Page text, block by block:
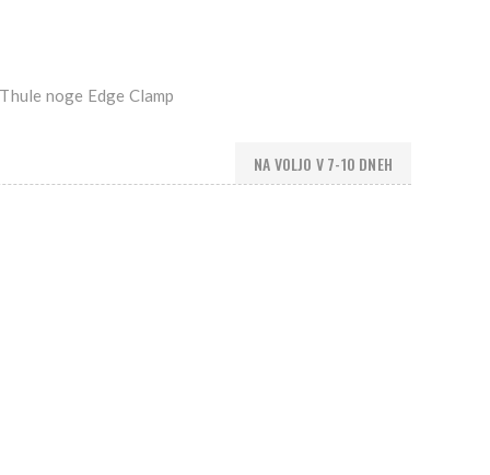
noge Edge Clamp
NA VOLJO V 7-10 DNEH